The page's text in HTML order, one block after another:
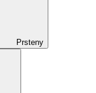
Prsteny